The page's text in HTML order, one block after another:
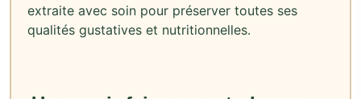
extraite avec soin pour préserver toutes ses
qualités gustatives et nutritionnelles.